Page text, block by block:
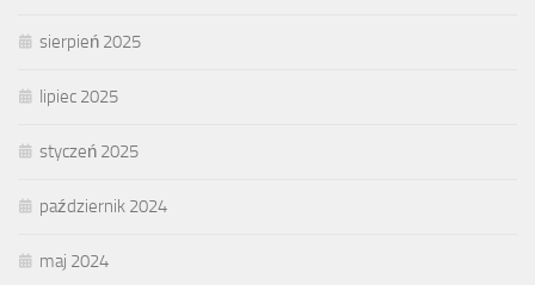
sierpień 2025
lipiec 2025
styczeń 2025
październik 2024
maj 2024